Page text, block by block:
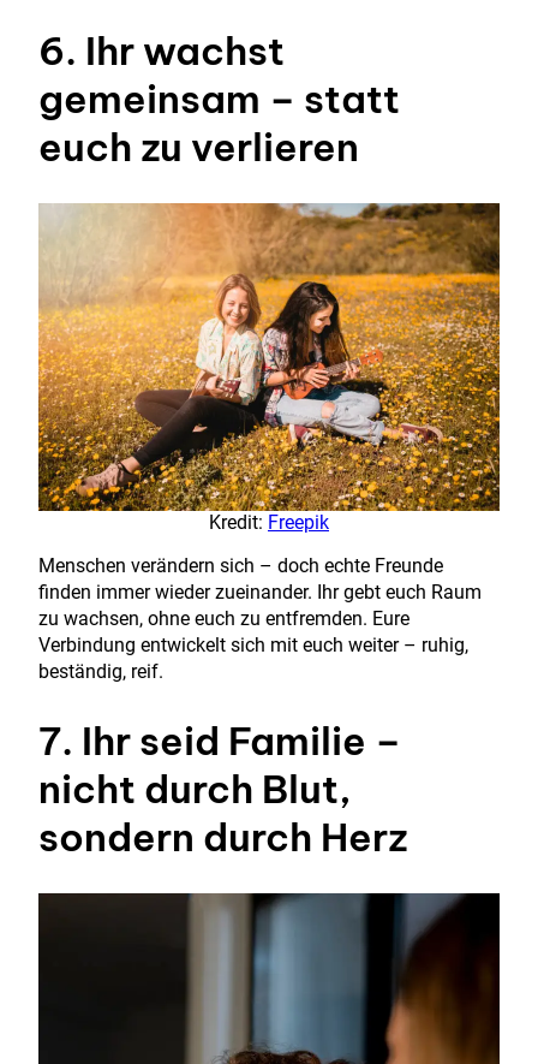
6. Ihr wachst
gemeinsam – statt
euch zu verlieren
Kredit: Freepik
Menschen verändern sich – doch echte Freunde
finden immer wieder zueinander. Ihr gebt euch Raum
zu wachsen, ohne euch zu entfremden. Eure
Verbindung entwickelt sich mit euch weiter – ruhig,
beständig, reif.
7. Ihr seid Familie –
nicht durch Blut,
sondern durch Herz